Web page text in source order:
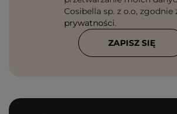
Cosibella sp. z o.o, zgodnie
prywatności.
ZAPISZ SIĘ